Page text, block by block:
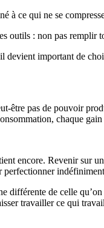
à ce qui ne se
outils : non pas
devient important de
être pas de pouvoir
chaque
encore. Revenir sur
différente de celle
travailler ce qui